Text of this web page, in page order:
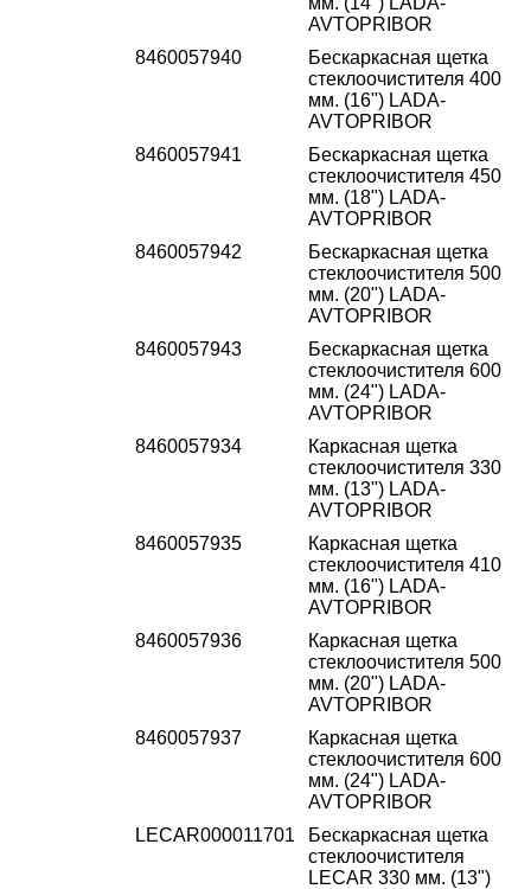
AVTOPRIBOR
8460057940
Бескаркасная щетка
стеклоочистителя 400
мм. (16") LADA-
AVTOPRIBOR
8460057941
Бескаркасная щетка
стеклоочистителя 450
мм. (18") LADA-
AVTOPRIBOR
8460057942
Бескаркасная щетка
стеклоочистителя 500
мм. (20") LADA-
AVTOPRIBOR
8460057943
Бескаркасная щетка
стеклоочистителя 600
мм. (24") LADA-
AVTOPRIBOR
8460057934
Каркасная щетка
стеклоочистителя 330
мм. (13") LADA-
AVTOPRIBOR
8460057935
Каркасная щетка
стеклоочистителя 410
мм. (16") LADA-
AVTOPRIBOR
8460057936
Каркасная щетка
стеклоочистителя 500
мм. (20") LADA-
AVTOPRIBOR
8460057937
Каркасная щетка
стеклоочистителя 600
мм. (24") LADA-
AVTOPRIBOR
LECAR000011701
Бескаркасная щетка
стеклоочистителя
LECAR 330 мм. (13")